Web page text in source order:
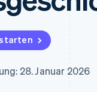
28. Januar 2026